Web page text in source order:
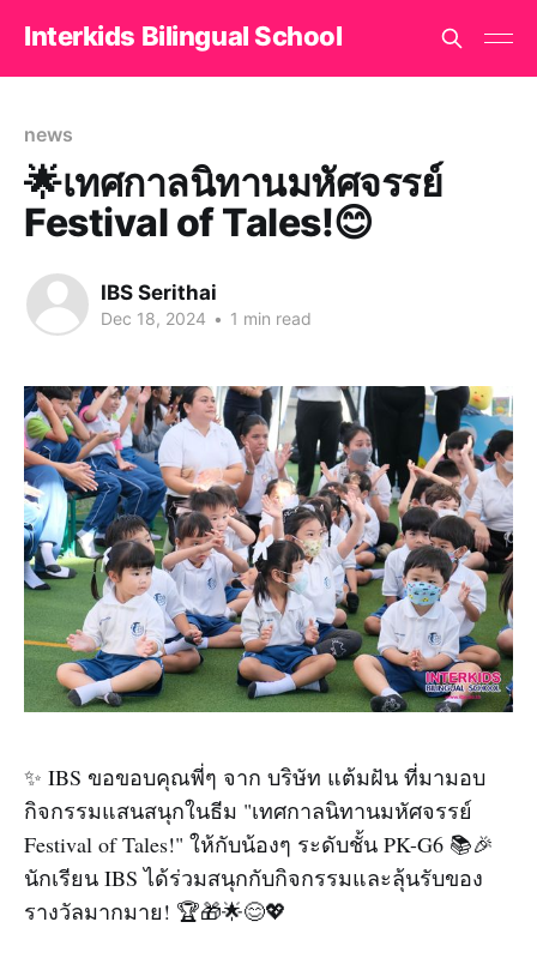
Interkids Bilingual School
news
🌟เทศกาลนิทานมหัศจรรย์
Festival of Tales!😊
IBS Serithai
Dec 18, 2024 • 1 min read
✨ IBS ขอขอบคุณพี่ๆ จาก บริษัท แต้มฝัน ที่มามอบ
กิจกรรมแสนสนุกในธีม "เทศกาลนิทานมหัศจรรย์
Festival of Tales!" ให้กับน้องๆ ระดับชั้น PK-G6 📚🎉
นักเรียน IBS ได้ร่วมสนุกกับกิจกรรมและลุ้นรับของ
รางวัลมากมาย! 🏆🎁🌟😊💖